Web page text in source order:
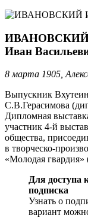
Иван
8 марта 1905,
Выпускник
С.В.Герасимова
Дипломная
участник 4-й
общества,
в творческо-
«Молодая
Для доступа
подписка
Узнать о
вариант